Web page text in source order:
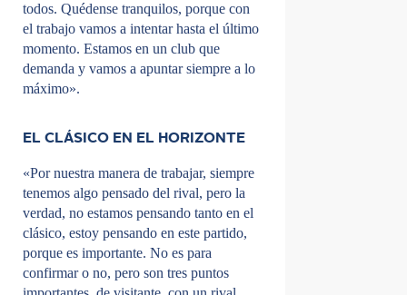
todos. Quédense tranquilos, porque con
el trabajo vamos a intentar hasta el último
momento. Estamos en un club que
demanda y vamos a apuntar siempre a lo
máximo».
EL CLÁSICO EN EL HORIZONTE
«Por nuestra manera de trabajar, siempre
tenemos algo pensado del rival, pero la
verdad, no estamos pensando tanto en el
clásico, estoy pensando en este partido,
porque es importante. No es para
confirmar o no, pero son tres puntos